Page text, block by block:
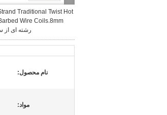
Traditional Twist Hot
رشته ای از
نام محصول:
مواد: